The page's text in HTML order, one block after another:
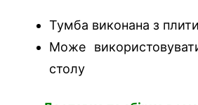
Тумба виконана з
Може
столу